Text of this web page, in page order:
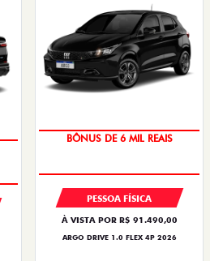
PESSOA FÍSICA
À VISTA POR R$ 91.490,00
ARGO DRIVE 1.0 FLEX 4P 2026